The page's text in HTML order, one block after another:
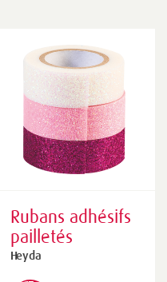
Rubans adhésifs
pailletés
Heyda